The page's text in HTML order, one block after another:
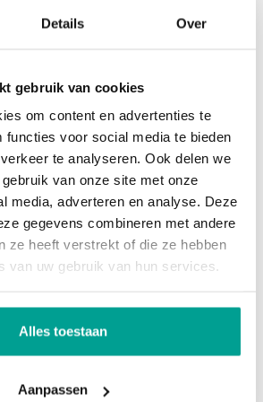
Details Over
gebruik van cookies
om content en advertenties te
functies voor social media te bieden
te analyseren. Ook delen we
van onze site met onze
media, adverteren en analyse. Deze
gegevens combineren met andere
ze heeft verstrekt of die ze hebben
van uw gebruik van hun services.
Alles toestaan
Aanpassen
overkapping en berging: een
heb je zicht op het water.
u toegang tot drie
aan de achterzijde en één aan
voorzien van airconditioning.
is voorzien van een eiken
de eerste verdieping zijn
is uitgevoerd met een
toilet en een fraai
Goed tot uitstekend
Goed tot uitstekend
Woonruimte
Woonruimte
kabel, Zonnepanelen